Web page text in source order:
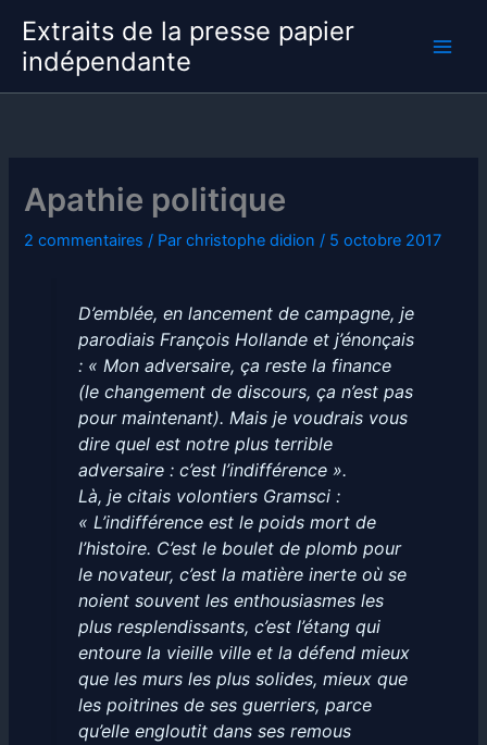
contenu
Extraits de la presse papier
indépendante
Apathie politique
2 commentaires / Parchristophe didion / 5 octobre 2017
D’emblée, en lancement de campagne, je
parodiais François Hollande et j’énonçais
: « Mon adversaire, ça reste la finance
(le changement de discours, ça n’est pas
pour maintenant). Mais je voudrais vous
dire quel est notre plus terrible
adversaire : c’est l’indifférence ».
Là, je citais volontiers Gramsci :
« L’indifférence est le poids mort de
l’histoire. C’est le boulet de plomb pour
le novateur, c’est la matière inerte où se
noient souvent les enthousiasmes les
plus resplendissants, c’est l’étang qui
entoure la vieille ville et la défend mieux
que les murs les plus solides, mieux que
les poitrines de ses guerriers, parce
qu’elle engloutit dans ses remous